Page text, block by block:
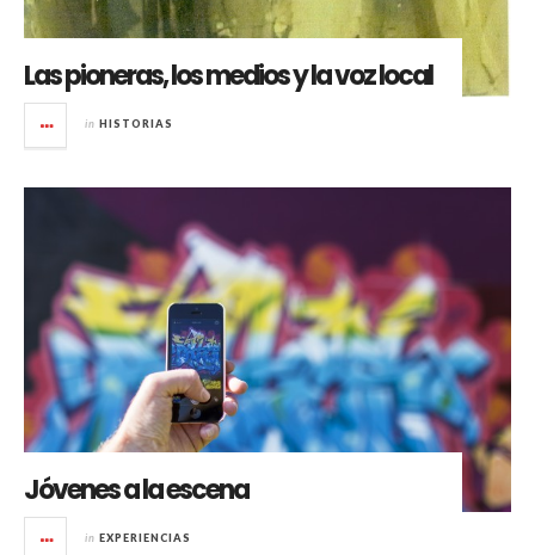
Las pioneras, los medios y la voz local
in HISTORIAS
Jóvenes a la escena
in EXPERIENCIAS